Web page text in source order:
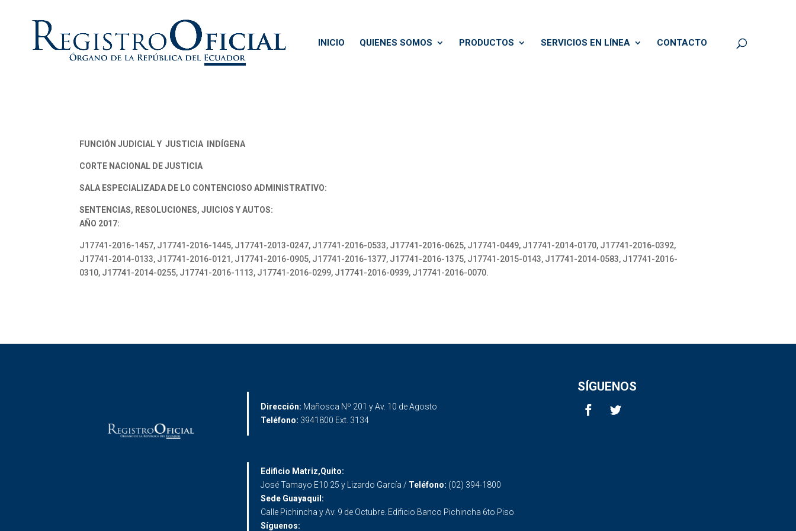
INICIO QUIENES SOMOS PRODUCTOS SERVICIOS EN LÍNEA CONTACTO
FUNCIÓN JUDICIAL Y JUSTICIA INDÍGENA
CORTE NACIONAL DE JUSTICIA
SALA ESPECIALIZADA DE LO CONTENCIOSO ADMINISTRATIVO:
SENTENCIAS, RESOLUCIONES, JUICIOS Y AUTOS:
AÑO 2017:
J17741-2016-1457, J17741-2016-1445, J17741-2013-0247, J17741-2016-0533, J17741-2016-0625, J17741-0449, J17741-2014-0170, J17741-2016-0392,
J17741-2014-0133, J17741-2016-0121, J17741-2016-0905, J17741-2016-1377, J17741-2016-1375, J17741-2015-0143, J17741-2014-0583, J17741-2016-
0310, J17741-2014-0255, J17741-2016-1113, J17741-2016-0299, J17741-2016-0939, J17741-2016-0070.
Dirección: Mañosca Nº 201 y Av. 10 de Agosto
Teléfono: 3941800 Ext. 3134
SÍGUENOS
Edificio Matriz,Quito:
José Tamayo E10 25 y Lizardo García / Teléfono: (02) 394-1800
Sede Guayaquil:
Calle Pichincha y Av. 9 de Octubre. Edificio Banco Pichincha 6to Piso
Síguenos: